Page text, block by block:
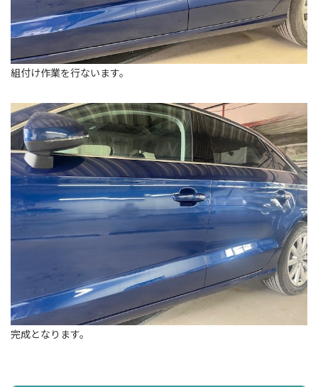
組付け作業を行ないます。
完成となります。